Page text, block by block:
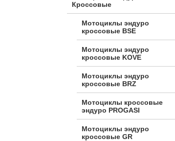
Кроссовые
Мотоциклы эндуро
кроссовые BSE
Мотоциклы эндуро
кроссовые KOVE
Мотоциклы эндуро
кроссовые BRZ
Мотоциклы кроссовые
эндуро PROGASI
Мотоциклы эндуро
кроссовые GR